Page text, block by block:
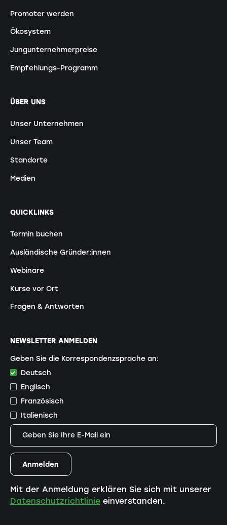
Promoter werden
Ökosystem
Jungunternehmerpreise
Empfehlungs-Programm
ÜBER UNS
Unser Unternehmen
Unser Team
Standorte
Medien
QUICKLINKS
Termin buchen
Ausländische Gründer:innen
Webinare
Kurse vor Ort
Fragen & Antworten
NEWSLETTER ANMELDEN
Geben Sie die Korrespondenzsprache an:
Deutsch
Englisch
Französisch
Italienisch
Mit der Anmeldung erklären Sie sich mit unserer
Datenschutzrichtlinieeinverstanden.